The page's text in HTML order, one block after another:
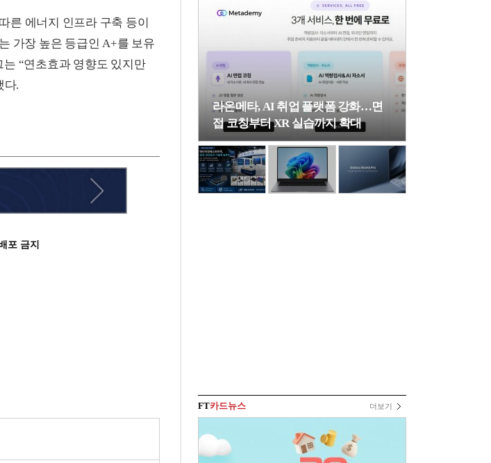
른 에너지 인프라 구축 등이
가장 높은 등급인 A+를 보유
“연초효과 영향도 있지만
다.
포 금지
라온메타, AI 취업 플랫폼 강화…면
접 코칭부터 XR 실습까지 확대
FT카드뉴스 더보기